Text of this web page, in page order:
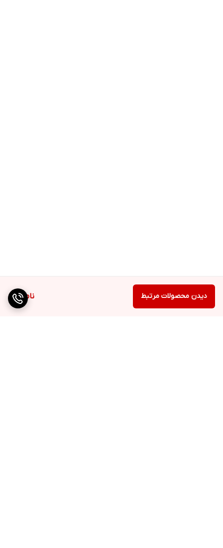
ناموجود دیدن محصولات مرتبط